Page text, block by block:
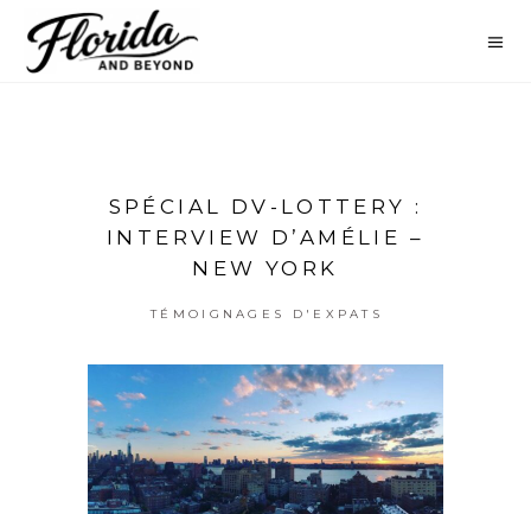
SPÉCIAL DV-LOTTERY :
INTERVIEW D’AMÉLIE –
NEW YORK
TÉMOIGNAGES D'EXPATS